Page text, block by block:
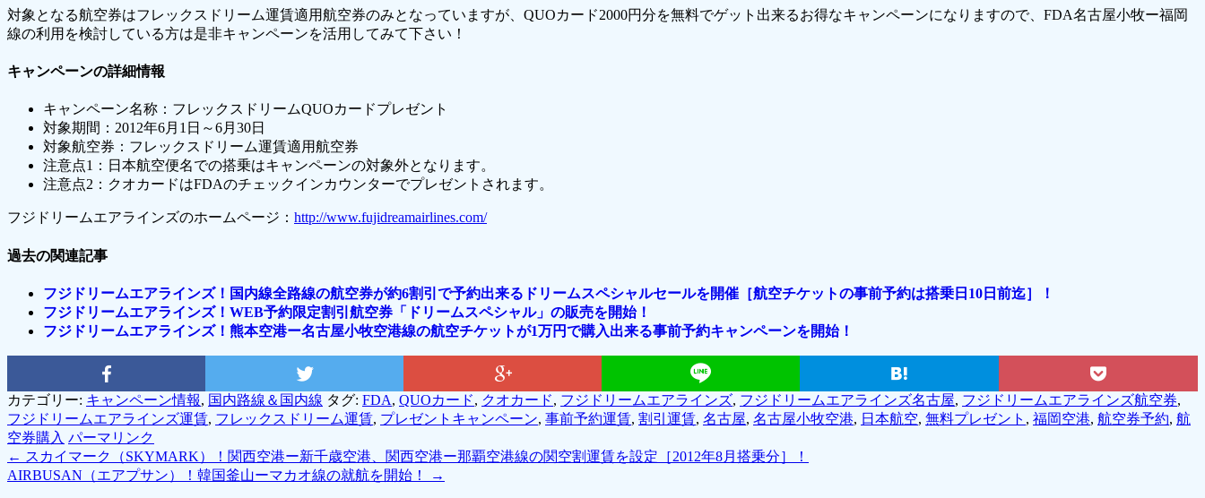
対象となる航空券はフレックスドリーム運賃適用航空券のみとなっていますが、QUOカード2000円分を無料でゲット出来るお得なキャンペーンになりますので、FDA名古屋小牧ー福岡
線の利用を検討している方は是非キャンペーンを活用してみて下さい！
キャンペーンの詳細情報
キャンペーン名称：フレックスドリームQUOカードプレゼント
対象期間：2012年6月1日～6月30日
対象航空券：フレックスドリーム運賃適用航空券
注意点1：日本航空便名での搭乗はキャンペーンの対象外となります。
注意点2：クオカードはFDAのチェックインカウンターでプレゼントされます。
フジドリームエアラインズのホームページ： http://www.fujidreamairlines.com/
過去の関連記事
フジドリームエアラインズ！国内線全路線の航空券が約6割引で予約出来るドリームスペシャルセールを開催［航空チケットの事前予約は搭乗日10日前迄］！
フジドリームエアラインズ！WEB予約限定割引航空券「ドリームスペシャル」の販売を開始！
フジドリームエアラインズ！熊本空港ー名古屋小牧空港線の航空チケットが1万円で購入出来る事前予約キャンペーンを開始！
カテゴリー: キャンペーン情報, 国内路線＆国内線 タグ: FDA, QUOカード, クオカード, フジドリームエアラインズ, フジドリームエアラインズ名古屋, フジドリームエアラインズ航空券,
フジドリームエアラインズ運賃, フレックスドリーム運賃, プレゼントキャンペーン, 事前予約運賃, 割引運賃, 名古屋, 名古屋小牧空港, 日本航空, 無料プレゼント , 福岡空港, 航空券予約, 航
空券購入 パーマリンク
← スカイマーク（SKYMARK）！関西空港ー新千歳空港、関西空港ー那覇空港線の関空割運賃を設定［2012年8月搭乗分］！
AIRBUSAN（エアプサン）！韓国釜山ーマカオ線の就航を開始！
→